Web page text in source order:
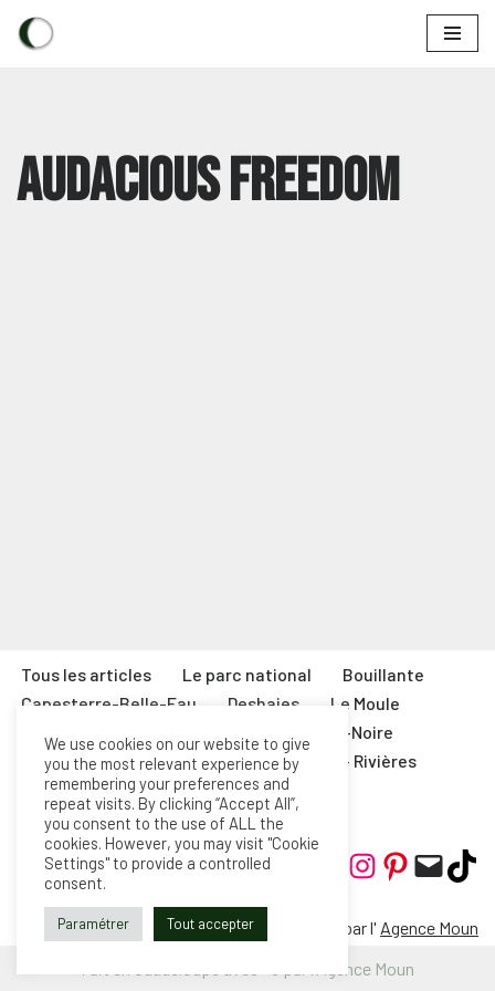
Audacious Freedom
Tous les articles Le parc national
Bouillante
Capesterre-Belle-Eau
Deshaies
Le Moule
Pointe-Noire
Saint-François
Sainte-Rose
Trois- Rivières
Contact
Mentions Légales
Fait avec <3 par l' Agence Moun
Fait en Guadeloupe avec <3 par l'Agence Moun
We use cookies on our website to give
you the most relevant experience by
remembering your preferences and
repeat visits. By clicking “Accept All”,
you consent to the use of ALL the
cookies. However, you may visit "Cookie
Settings" to provide a controlled
consent.
Paramétrer Tout accepter